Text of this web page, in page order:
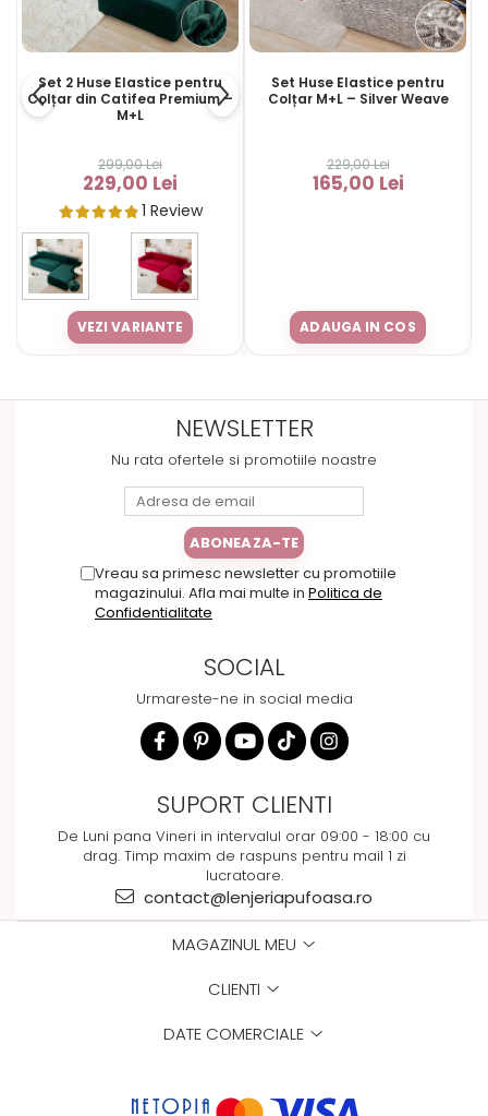
Set 2 Huse Elastice pentru
Colțar din Catifea Premium –
M+L
299,00 Lei
229,00 Lei
1 Review
VEZI VARIANTE
Set Huse Elastice pentru
Colțar M+L – Silver Weave
229,00 Lei
165,00 Lei
ADAUGA IN COS
NEWSLETTER
Nu rata ofertele si promotiile noastre
Vreau sa primesc newsletter cu promotiile
magazinului. Afla mai multe in Politica de
Confidentialitate
SOCIAL
Urmareste-ne in social media
SUPORT CLIENTI
De Luni pana Vineri in intervalul orar 09:00 - 18:00 cu
drag. Timp maxim de raspuns pentru mail 1 zi
lucratoare.
contact@lenjeriapufoasa.ro
MAGAZINUL MEU
CLIENTI
DATE COMERCIALE